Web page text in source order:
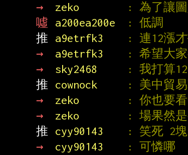
→
zeko : 為了讓
噓
a200ea200e : 低調
推
a9etrfk3 : 連12漲
→
a9etrfk3 : 希望大
→
sky2468 : 我打算
推
cownock : 美中貿
→
zeko : 你也要
→
zeko : 場果然
推
cyy90143 : 笑死 2塊
→
cyy90143 : 可憐哪